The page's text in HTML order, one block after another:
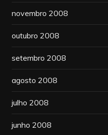
novembro 2008
outubro 2008
setembro 2008
agosto 2008
julho 2008
junho 2008